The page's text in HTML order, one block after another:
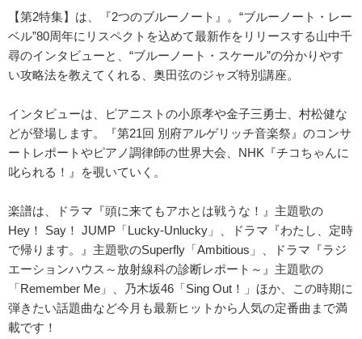
【第2特集】は、『2つのブルーノート』。“ブルーノート・レー
ベル”80周年にリスペクトを込めて最新作をリリースする山中千
尋のインタビューと、“ブルーノート・スケール”の分かりやす
い攻略法を教えてくれる、奥田弦のジャズ特別講座。
インタビューは、ピアニストの小原孝や金子三勇士、村松健な
どが登場します。『第21回 別府アルゲリッチ音楽祭』のコンサ
ートレポートやピアノ調律師の世界大会、NHK『チコちゃんに
叱られる！』を覗いていく。
楽譜は、ドラマ『頭に来てもアホとは戦うな！』主題歌の
Hey！ Say！ JUMP「Lucky-Unlucky」、ドラマ『わたし、定時
で帰ります。』主題歌のSuperfly「Ambitious」、ドラマ『ラジ
エーションハウス～放射線科の診断レポート～』主題歌の
「Remember Me」、乃木坂46「Sing Out！」ほか、この時期に
弾きたい話題曲など今月も最新ヒットから人気の定番曲まで満
載です！